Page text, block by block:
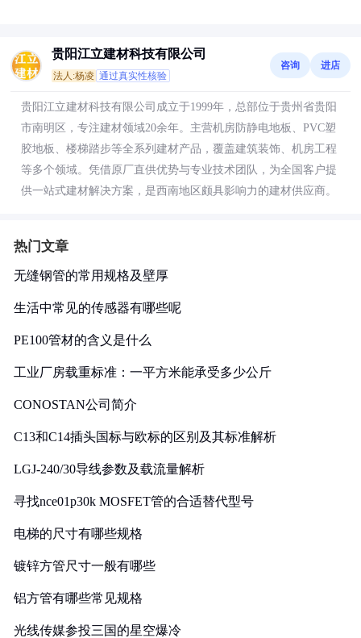
贵阳江立建材科技有限公司
法人:杨凌 通过真实性核验
咨询 进店
贵阳江立建材科技有限公司成立于1999年，总部位于贵州省贵阳
市南明区，专注建材领域20余年。主营机房防静电地板、PVC塑
胶地板、楼梯踏步等全系列建材产品，覆盖建筑装饰、机房工程
等多个领域。凭借原厂直供优势与专业技术团队，为全国客户提
供一站式建材解决方案，是西南地区颇具影响力的建材供应商。
热门文章
无缝钢管的常用规格及壁厚
生活中常见的传感器有哪些呢
PE100管材的含义是什么
工业厂房载重标准：一平方米能承受多少公斤
CONOSTAN公司简介
C13和C14插头国标与欧标的区别及其标准解析
LGJ-240/30导线参数及载流量解析
寻找nce01p30k MOSFET管的合适替代型号
电梯的尺寸有哪些规格
镀锌方管尺寸一般有哪些
铝方管有哪些常见规格
光线传媒参投三国的星空爆冷